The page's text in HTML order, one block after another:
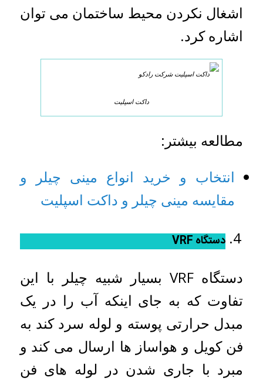
اشغال نکردن محیط ساختمان می توان
اشاره کرد.
داکت اسپلیت
مطالعه بیشتر:
انتخاب و خرید انواع مینی چیلر و
مقایسه مینی چیلر و داکت اسپلیت
دستگاه VRF
دستگاه VRF بسیار شبیه چیلر با این
تفاوت که به جای اینکه آب را در یک
مبدل حرارتی پوسته و لوله سرد کند به
فن کویل و هواساز ها ارسال می کند و
مبرد با جاری شدن در لوله های فن